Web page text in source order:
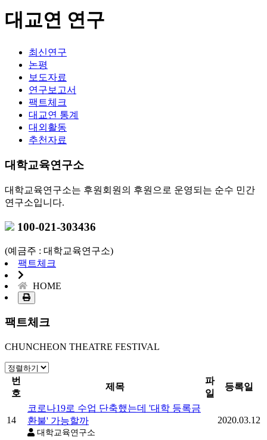
대교연 연구
최신연구
논평
보도자료
연구보고서
팩트체크
대교연 통계
대외활동
추천자료
대학교육연구소
대학교육연구소는 후원회원의 후원으로 운영되는 순수 민간
연구소입니다.
100-021-303436
(예금주 : 대학교육연구소)
팩트체크
HOME
팩트체크
CHUNCHEON THEATRE FESTIVAL
번
호
제목
파
일
등록일
14
코로나19로 수업 단축했는데 '대학 등록금
환불' 가능할까
대학교육연구소
2020.03.12